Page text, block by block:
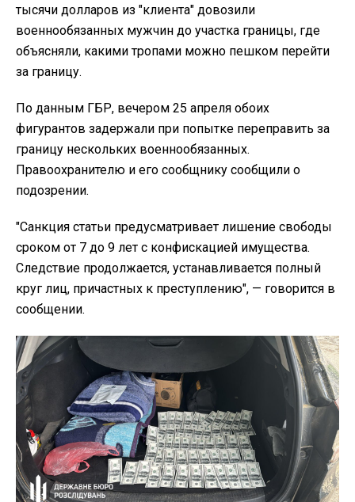
тысячи долларов из "клиента" довозили
военнообязанных мужчин до участка границы, где
объясняли, какими тропами можно пешком перейти
за границу.
По данным ГБР, вечером 25 апреля обоих
фигурантов задержали при попытке переправить за
границу нескольких военнообязанных.
Правоохранителю и его сообщнику сообщили о
подозрении.
"Санкция статьи предусматривает лишение свободы
сроком от 7 до 9 лет с конфискацией имущества.
Следствие продолжается, устанавливается полный
круг лиц, причастных к преступлению", — говорится в
сообщении.